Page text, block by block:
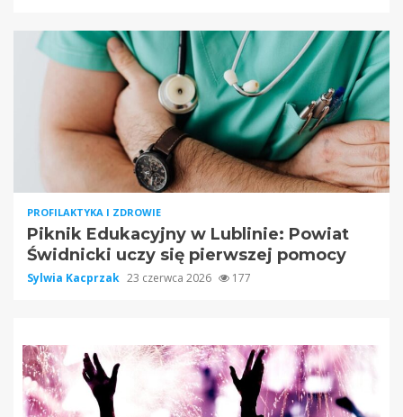
PROFILAKTYKA I ZDROWIE
Piknik Edukacyjny w Lublinie: Powiat
Świdnicki uczy się pierwszej pomocy
Sylwia Kacprzak 23 czerwca 2026 177